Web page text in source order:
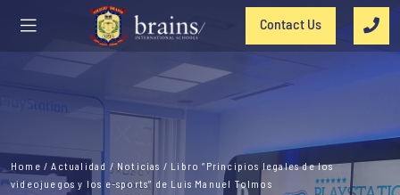
Contact Us
Home /Actualidad / Noticias / Libro “Principios legales de los
videojuegos y los e-sports” de Luis Manuel Tolmos